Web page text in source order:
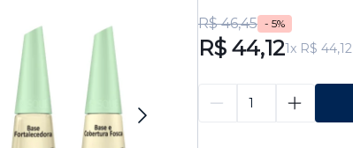
R$ 46,45 - 5%
R$ 44,121x R$ 44,12